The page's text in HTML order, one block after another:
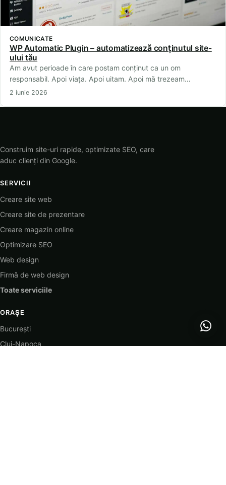
COMUNICATE
WP Automatic Plugin – automatizează conținutul site-
ului tău
Am avut perioade în care postam conținut ca un om
responsabil. Apoi viața. Apoi uitam. Apoi mă trezeam…
2 iunie 2026
Construim site-uri rapide, optimizate SEO, care
aduc clienți din Google.
SERVICII
Creare site web
Creare site de prezentare
Creare magazin online
Optimizare SEO
Web design
Firmă de web design
Toate serviciile
ORAȘE
București
Cluj-Napoca